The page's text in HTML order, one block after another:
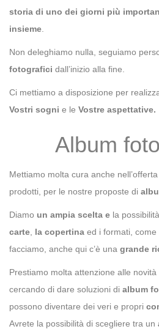
storia di uno dei giorni più
insieme
Non deleghiamo nulla, seguiamo
fotografici dall’inizio alla fine.
Ci mettiamo a disposizione per
Vostri sogni e le Vostre aspettative.
Album
Mettiamo molta cura anche
prodotti, per le nostre proposte di
Diamo un ampia scelta e la
carte la copertina ed i formati,
facciamo, anche qui c’è una grande
Prestiamo molta attenzione alle
cercando di dare soluzioni di album
possono diventare dei veri e propri
Avrete la possibilità di scegliere tra un